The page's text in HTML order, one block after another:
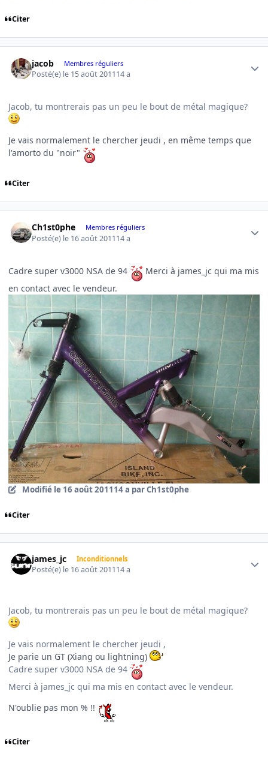
Citer
jacob Membres réguliers
Posté(e) le 15 août 201114 a
Jacob, tu montrerais pas un peu le bout de métal magique?
Je vais normalement le chercher jeudi , en même temps que
l'amorto du "noir"
Citer
Ch1st0phe Membres réguliers
Posté(e) le 16 août 201114 a
Cadre super v3000 NSA de 94
Merci à james_jc qui ma mis
en contact avec le vendeur.
Modifié le 16 août 201114 a par Ch1st0phe
Citer
james_jc Inconditionnels
Posté(e) le 16 août 201114 a
Jacob, tu montrerais pas un peu le bout de métal magique?
Je vais normalement le chercher jeudi ,
Je parie un GT (Xiang ou lightning)
Cadre super v3000 NSA de 94
Merci à james_jc qui ma mis en contact avec le vendeur.
N'oublie pas mon % !!
Citer